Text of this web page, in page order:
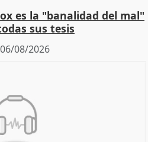
es la "banalidad del mal"
sus tesis
06/08/2026